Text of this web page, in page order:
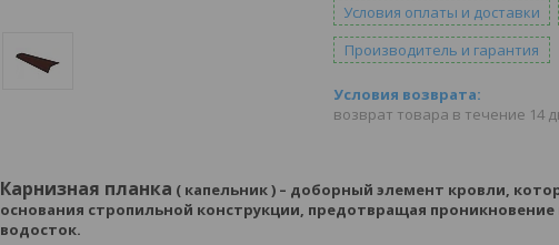
Условия оплаты и доставки
Производитель и гарантия
возврат товара в течение 14
Карнизная планка ( капельник ) – доборный элемент кровли,
основания стропильной конструкции, предотвращая
водосток.